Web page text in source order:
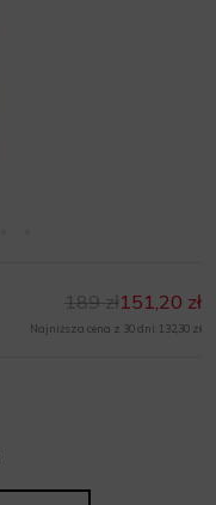
151,20 zł
189 zł
Najniższa cena z 30 dni: 132,30 zł